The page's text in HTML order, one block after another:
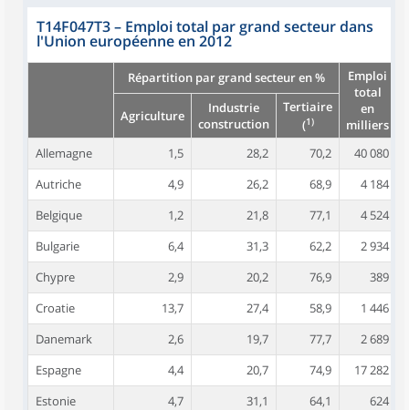
T14F047T3– Emploi total par grand secteur dans
l'Union européenne en 2012
Répartition par grand secteur en %
Emploi
total
en
milliers
Agriculture
Industrie
construction
Tertiaire
(1)
Allemagne 1,5 28,2 70,2
40 080
Autriche
4,9 26,2 68,9
4 184
Belgique
1,2 21,8 77,1
4 524
Bulgarie
6,4 31,3 62,2
2 934
Chypre
2,9 20,2 76,9
389
Croatie
13,7 27,4 58,9
1 446
Danemark
2,6 19,7 77,7
2 689
Espagne
4,4 20,7 74,9
17 282
Estonie
4,7 31,1 64,1
624